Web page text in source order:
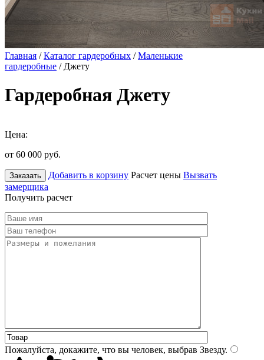
Главная /Каталог гардеробных /Маленькие
гардеробные / Джету
Гардеробная Джету
Цена:
от 60 000 руб.
Заказать Добавить в корзину Расчет цены Вызвать
замерщика
Получить расчет
Пожалуйста, докажите, что вы человек, выбрав Звезду.